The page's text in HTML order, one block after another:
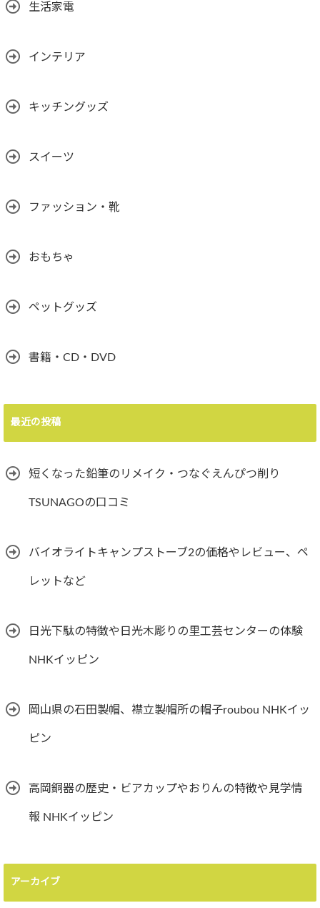
生活家電
インテリア
キッチングッズ
スイーツ
ファッション・靴
おもちゃ
ペットグッズ
書籍・CD・DVD
最近の投稿
短くなった鉛筆のリメイク・つなぐえんぴつ削り
TSUNAGOの口コミ
バイオライトキャンプストーブ2の価格やレビュー、ペ
レットなど
日光下駄の特徴や日光木彫りの里工芸センターの体験
NHKイッピン
岡山県の石田製帽、襟立製帽所の帽子roubou NHKイッ
ピン
高岡銅器の歴史・ビアカップやおりんの特徴や見学情
報 NHKイッピン
アーカイブ